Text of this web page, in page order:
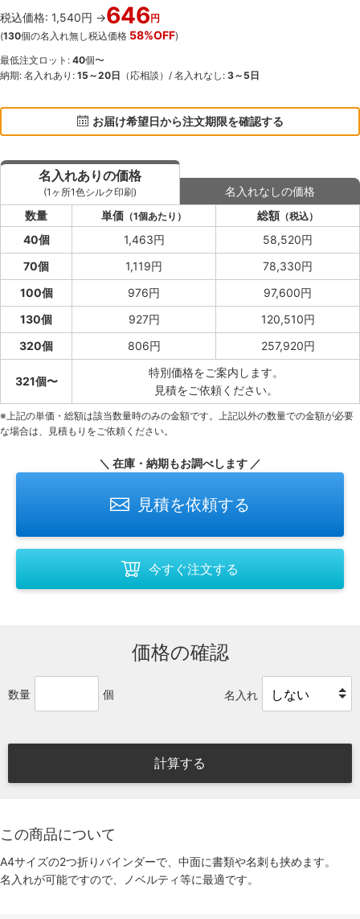
税込価格: 1,540円 →646円
(130個の名入れ無し税込価格 58%OFF)
最低注文ロット: 40個〜
納期: 名入れあり: 15～20日 （応相談）/ 名入れなし: 3～5日
お届け希望日から注文期限を確認する
名入れありの価格
(1ヶ所1色シルク印刷)
名入れなしの価格
数量
単価 （1個あたり） 総額 （税込）
40個 1,463円
58,520円
70個
1,119円
78,330円
100個
976円
97,600円
130個
927円
120,510円
320個
806円 257,920円
321個〜
特別価格をご案内します。
見積をご依頼ください。
※上記の単価・総額は該当数量時のみの金額です。上記以外の数量での金額が必要
な場合は、見積もりをご依頼ください。
＼ 在庫・納期もお調べします ／
見積を依頼する
今すぐ注文する
価格の確認
数量 個 名入れ
計算する
この商品について
A4サイズの2つ折りバインダーで、中面に書類や名刺も挟めます。
名入れが可能ですので、ノベルティ等に最適です。